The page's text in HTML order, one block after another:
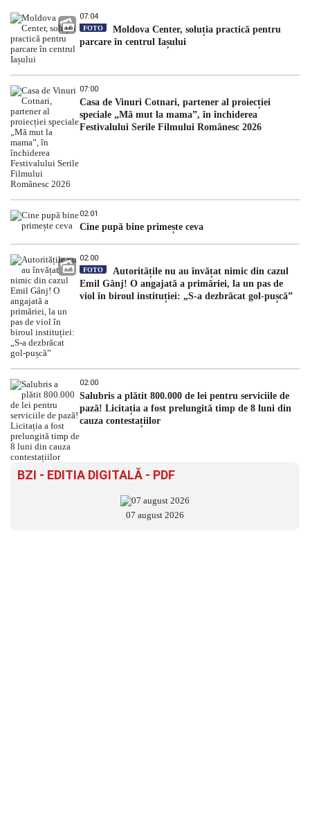
07:04
FOTO
Moldova Center, soluția practică pentru
parcare în centrul Iașului
07:00
Casa de Vinuri Cotnari, partener al proiecției
speciale „Mă mut la mama”, în închiderea
Festivalului Serile Filmului Românesc 2026
02:01
Cine pupă bine primește ceva
02:00
FOTO
Autoritățile nu au învățat nimic din cazul
Emil Gânj! O angajată a primăriei, la un pas de
viol în biroul instituției: „S-a dezbrăcat gol-pușcă”
02:00
Salubris a plătit 800.000 de lei pentru serviciile de
pază! Licitația a fost prelungită timp de 8 luni din
cauza contestațiilor
BZI - EDITIA DIGITALĂ - PDF
07 august 2026